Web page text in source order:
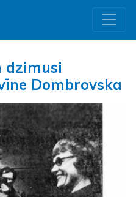
dzimusi
Dombrovska